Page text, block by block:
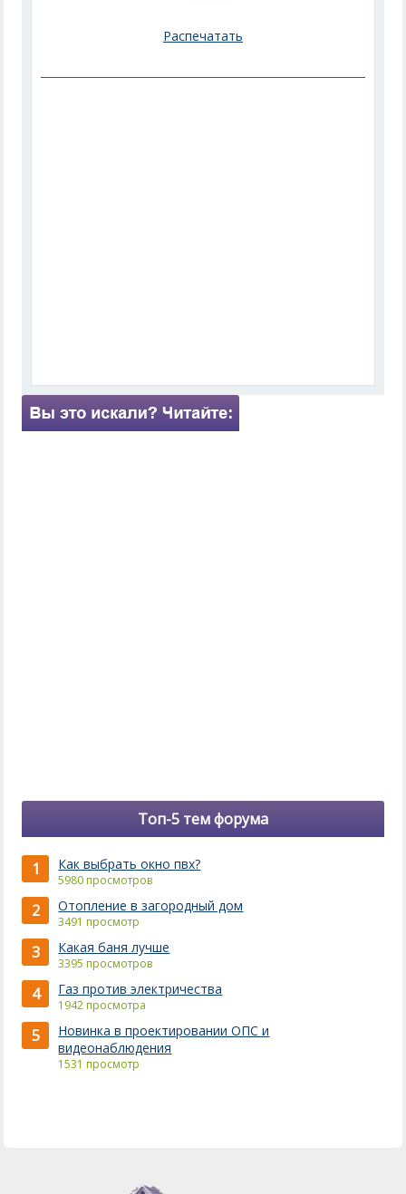
Распечатать
Топ-5 тем форума
1 Как выбрать окно пвх?
5980 просмотров
2 Отопление в загородный дом
3491 просмотр
3 Какая баня лучше
3395 просмотров
4 Газ против электричества
1942 просмотра
5
Новинка в проектировании ОПС и
видеонаблюдения
1531 просмотр